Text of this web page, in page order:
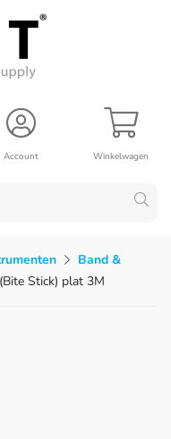
Winkelwagen
Account
Band &
Stick) plat 3M